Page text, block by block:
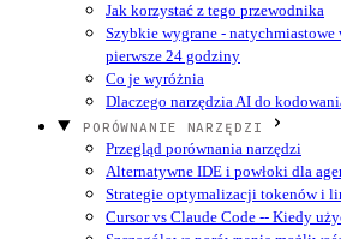
Jak korzystać z tego przewodnika
Szybkie wygrane -
pierwsze 24 godziny
Co je wyróżnia
Dlaczego narzędzia AI do
PORÓWNANIE NARZĘDZI
Przegląd porównania narzędzi
Alternatywne IDE i powłoki dla
Strategie optymalizacji tokenów i
Cursor vs Claude Code -- Kiedy